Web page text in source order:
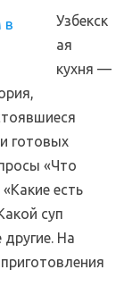
Узбекск
ая
кухня —
готовых
«Что
есть
суп
другие. На